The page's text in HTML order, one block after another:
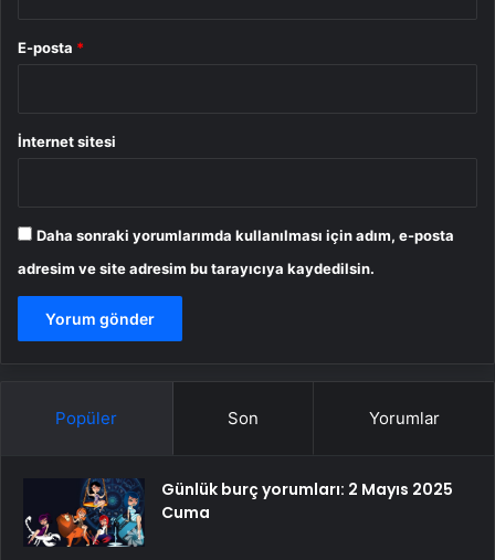
E-posta *
İnternet sitesi
Daha sonraki yorumlarımda kullanılması için adım, e-posta
adresim ve site adresim bu tarayıcıya kaydedilsin.
Popüler Son Yorumlar
Günlük burç yorumları: 2 Mayıs 2025
Cuma